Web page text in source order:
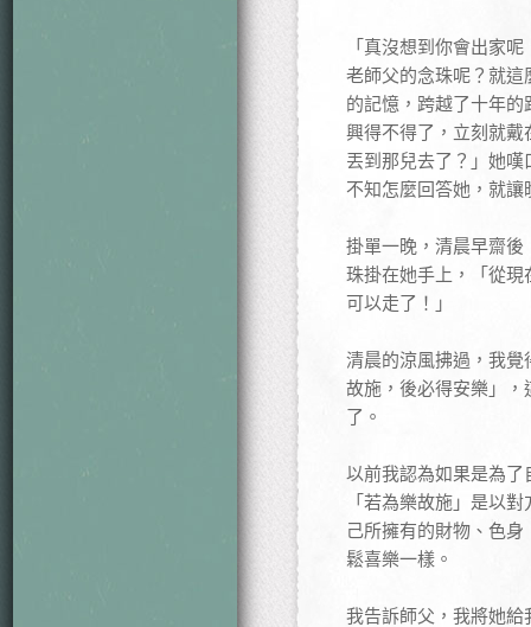
「真沒想到你會出家
老師父的念珠呢？就
的記憶，跨越了十年
興得不得了，立刻就
丟到那兒去了？」她
不知怎麼回答她，就
掛單一晚，清晨早齋
珠掛在她手上，「從
可以走了！」
清晨的涼風拂過，我
故施，後必得安樂」
了。
以前我認為如果是為
「若為樂故施」是以
己所擁有的財物、色
鬆喜樂一樣。
我告訴師父，我將她